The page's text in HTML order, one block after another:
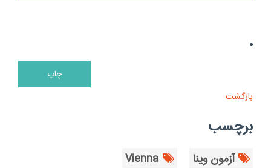
بازگشت
برچسب
آزمون وینا Vienna